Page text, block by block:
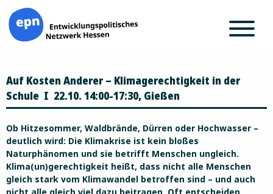
Inhalt
springen
Auf Kosten Anderer – Klimagerechtigkeit in der
Schule I 22.10. 14:00-17:30, Gießen
Ob Hitzesommer, Waldbrände, Dürren oder Hochwasser –
deutlich wird: Die Klimakrise ist kein bloßes
Naturphänomen und sie betrifft Menschen ungleich.
Klima(un)gerechtigkeit heißt, dass nicht alle Menschen
gleich stark vom Klimawandel betroffen sind – und auch